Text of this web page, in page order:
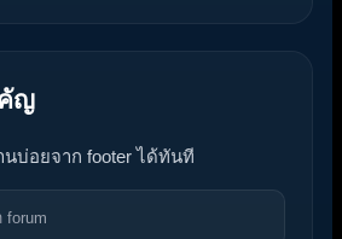
ญ
นบ่อยจาก footer ได้ทันที